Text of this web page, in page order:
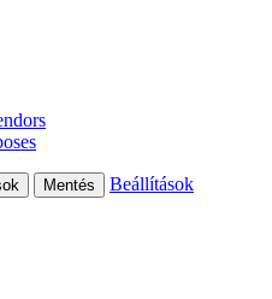
Mentés Beállítások